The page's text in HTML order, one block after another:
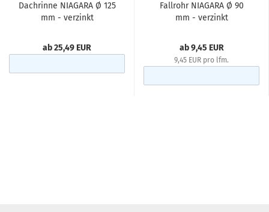
Dachrinne NIAGARA Ø 125
mm - verzinkt
ab 25,49 EUR
Fallrohr NIAGARA Ø 90
mm - verzinkt
ab 9,45 EUR
9,45 EUR pro lfm.